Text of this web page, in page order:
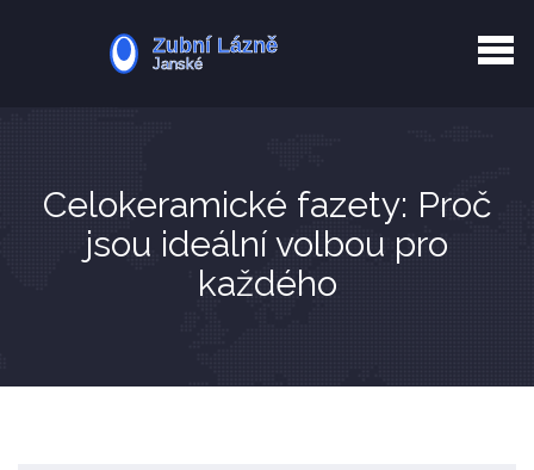
Zotavení po extrakci
Celokeramické fazety: Proč
jsou ideální volbou pro
každého